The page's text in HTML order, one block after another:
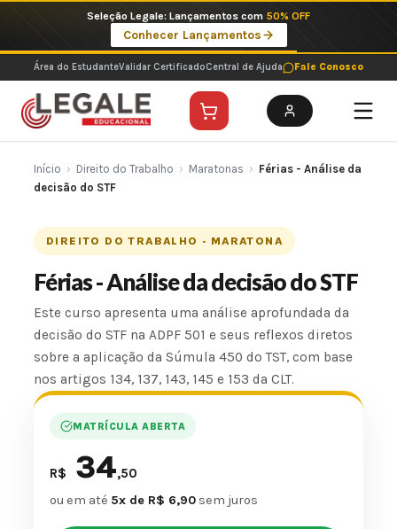
o
conteúdo
Seleção Legale: Lançamentos com 50% OFF
Conhecer Lançamentos
Área do EstudanteValidar CertificadoCentral de Ajuda Fale Conosco
Início › Direito do Trabalho › Maratonas › Férias - Análise da
decisão do STF
DIREITO DO TRABALHO · MARATONA
Férias - Análise da decisão do STF
Este curso apresenta uma análise aprofundada da
decisão do STF na ADPF 501 e seus reflexos diretos
sobre a aplicação da Súmula 450 do TST, com base
nos artigos 134, 137, 143, 145 e 153 da CLT.
MATRÍCULA ABERTA
R$ 34,50
ou em até 5x de R$ 6,90 sem juros